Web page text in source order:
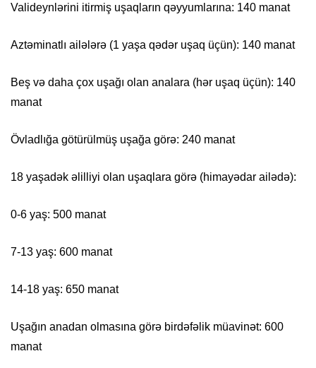
Valideynlərini itirmiş uşaqların qəyyumlarına: 140 manat
Aztəminatlı ailələrə (1 yaşa qədər uşaq üçün): 140 manat
Beş və daha çox uşağı olan analara (hər uşaq üçün): 140
manat
Övladlığa götürülmüş uşağa görə: 240 manat
18 yaşadək əlilliyi olan uşaqlara görə (himayədar ailədə):
0-6 yaş: 500 manat
7-13 yaş: 600 manat
14-18 yaş: 650 manat
Uşağın anadan olmasına görə birdəfəlik müavinət: 600
manat